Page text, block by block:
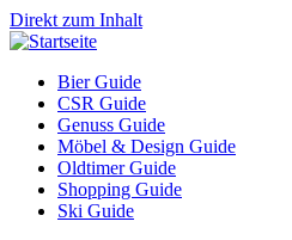
Direkt zum Inhalt
Bier Guide
CSR Guide
Genuss Guide
Möbel & Design Guide
Oldtimer Guide
Shopping Guide
Ski Guide